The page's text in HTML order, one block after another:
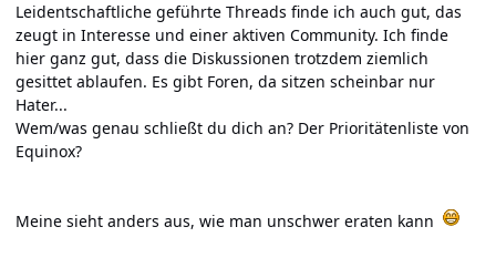
Leidentschaftliche geführte Threads finde ich auch gut, das
zeugt in Interesse und einer aktiven Community. Ich finde
hier ganz gut, dass die Diskussionen trotzdem ziemlich
gesittet ablaufen. Es gibt Foren, da sitzen scheinbar nur
Hater...
Wem/was genau schließt du dich an? Der Prioritätenliste von
Equinox?
Meine sieht anders aus, wie man unschwer eraten kann